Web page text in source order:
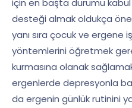
için en başta durumu
desteği almak oldukça
yanı sıra çocuk ve ergene
yöntemlerini öğretmek
kurmasına olanak
ergenlerde depresyonla
da ergenin günlük rutinini